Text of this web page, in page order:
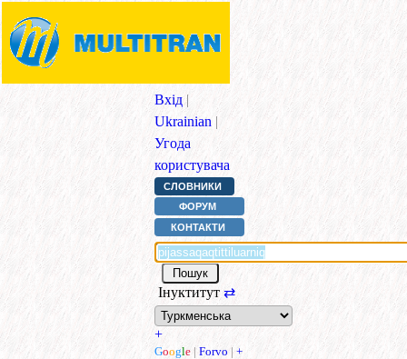
Вхід |
Ukrainian |
Угода
користувача
СЛОВНИКИ
ФОРУМ
КОНТАКТИ
Інуктитут ⇄
+
Google | Forvo | +